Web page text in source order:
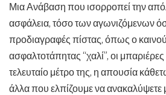
Μια Ανάβαση που ισορροπεί την
ασφάλεια, τόσο των αγωνιζόμενων
προδιαγραφές πίστας, όπως ο
ασφαλτοτάπητας “χαλί”, οι
τελευταίο μέτρο της, η απουσία
άλλα που ελπίζουμε να ανακαλύψετε